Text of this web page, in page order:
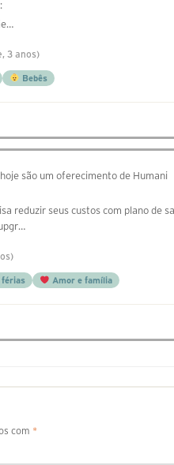
3 anos)
Bebês
são um oferecimento de Humani
reduzir seus custos com plano de
férias Amor e família
com *